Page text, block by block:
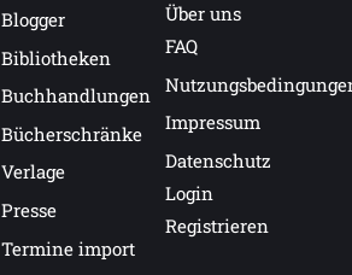
Blogger
Bibliotheken
Buchhandlungen
Bücherschränke
Verlage
Presse
Termine import
Über uns
FAQ
Impressum
Datenschutz
Login
Registrieren